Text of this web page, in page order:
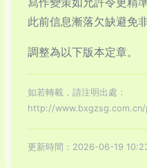
此前信息漸落欠缺避免
調整為以下版本定章。
如若轉載，請注明出處：
http://
更新時間：2026-06-19